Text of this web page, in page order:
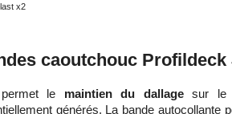
x2
caoutchouc Profildeck
le maintien du dallagesur le
générés. La bande